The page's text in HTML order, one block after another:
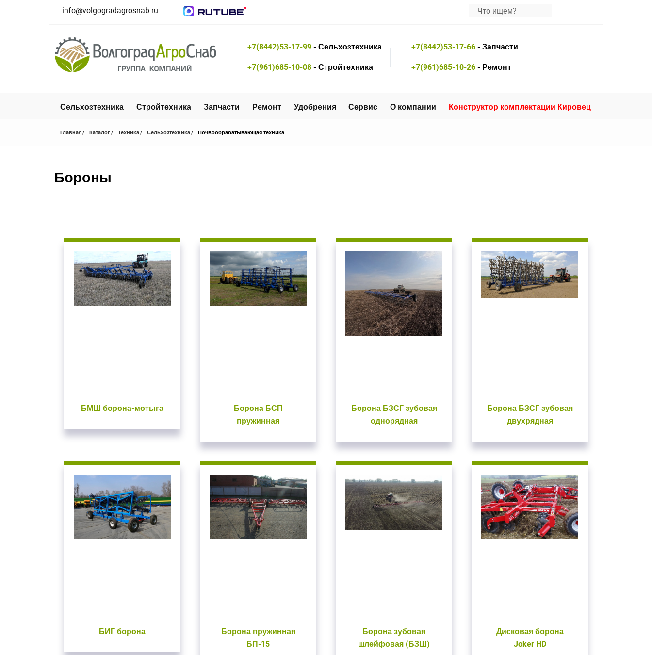
info@volgogradagrosnab.ru
+7(8442)53-17-99- Сельхозтехника
+7(961)685-10-08- Стройтехника
+7(8442)53-17-66- Запчасти
+7(961)685-10-26- Ремонт
Сельхозтехника Стройтехника Запчасти Ремонт Удобрения Сервис О компании Конструктор комплектации Кировец
Главная Каталог Техника Сельхозтехника Почвообрабатывающая техника
Бороны
БМШ борона-мотыга
Борона БСП
пружинная
Борона БЗСГ зубовая
однорядная
Борона БЗСГ зубовая
двухрядная
БИГ борона
Борона пружинная
БП-15
Борона зубовая
шлейфовая (БЗШ)
Дисковая борона
Joker HD